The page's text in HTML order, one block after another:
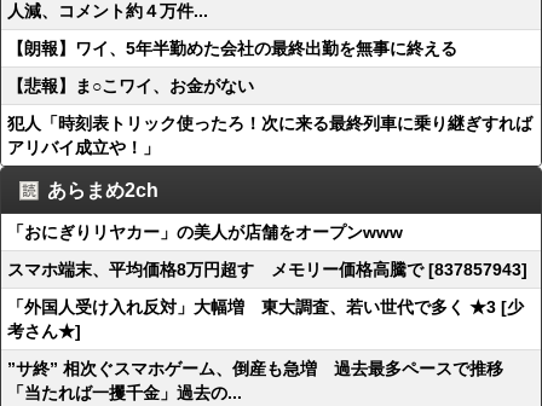
人減、コメント約４万件...
【朗報】ワイ、5年半勤めた会社の最終出勤を無事に終える
【悲報】ま○こワイ、お金がない
犯人「時刻表トリック使ったろ！次に来る最終列車に乗り継ぎすれば
アリバイ成立や！」
あらまめ2ch
「おにぎりリヤカー」の美人が店舗をオープンwww
スマホ端末、平均価格8万円超す メモリー価格高騰で [837857943]
「外国人受け入れ反対」大幅増 東大調査、若い世代で多く ★3 [少
考さん★]
”サ終” 相次ぐスマホゲーム、倒産も急増 過去最多ペースで推移
「当たれば一攫千金」過去の...